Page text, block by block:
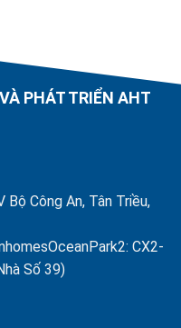
PHÁT TRIỂN AHT
Công An, Tân Triều,
CX2-
Số 39)